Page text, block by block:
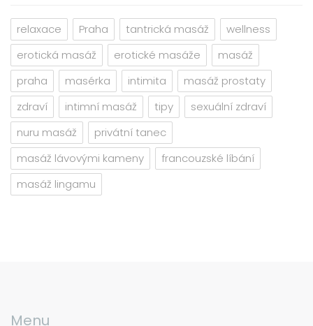
relaxace Praha tantrická masáž
wellness
erotická masáž
erotické masáže
masáž
praha
masérka intimita
masáž prostaty
zdraví
intimní masáž tipy
sexuální zdraví
nuru masáž
privátní tanec
masáž lávovými kameny
francouzské líbání
masáž lingamu
Menu